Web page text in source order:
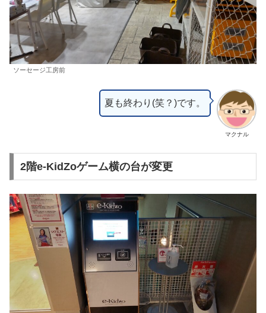
ソーセージ工房前
マクナル
夏も終わり(笑？)です。
2階e-KidZoゲーム横の台が変更